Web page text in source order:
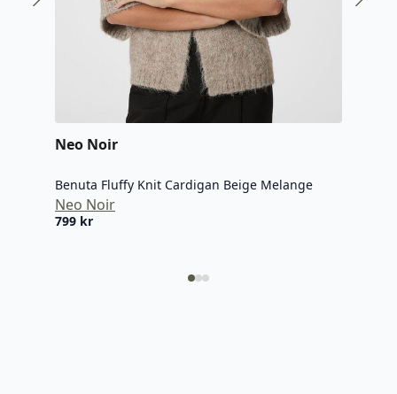
Neo Noir
Benuta Fluffy Knit Cardigan Beige Melange
Neo Noir
799 kr